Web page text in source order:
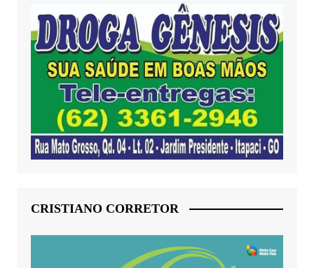
CRISTIANO CORRETOR